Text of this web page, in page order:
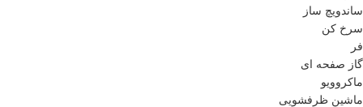
ساندویچ ساز
سرخ کن
فر
گاز صفحه ای
ماکروویو
ماشین ظرفشویی